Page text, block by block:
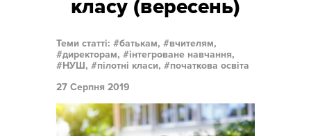
класу (вересень)
Теми статті: батькам,
вчителям,
директорам,
інтегроване навчання,
НУШ,
пілотні класи,
початкова освіта
27 Серпня 2019